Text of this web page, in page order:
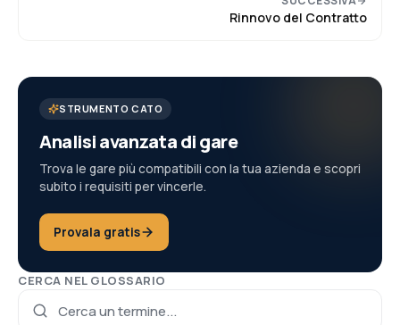
Rinnovo del Contratto
STRUMENTO CATO
Analisi avanzata di gare
Trova le gare più compatibili con la tua azienda e scopri
subito i requisiti per vincerle.
Provala gratis
CERCA NEL GLOSSARIO